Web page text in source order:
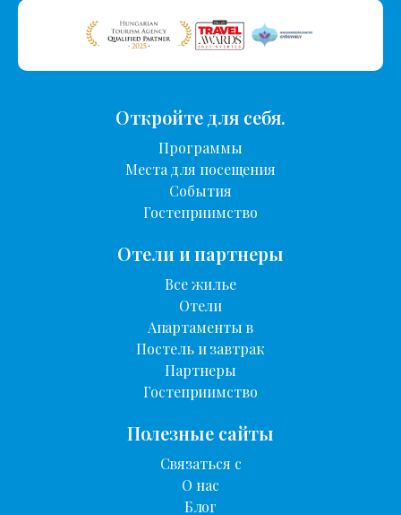
Откройте для себя.
Программы
Места для посещения
События
Гостеприимство
Отели и партнеры
Все жилье
Отели
Апартаменты в
Постель и завтрак
Партнеры
Гостеприимство
Полезные сайты
Связаться с
О нас
Блог